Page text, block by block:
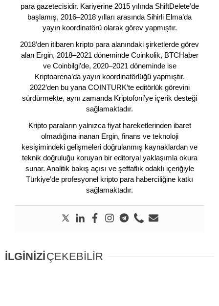
para gazetecisidir. Kariyerine 2015 yılında ShiftDelete’de
başlamış, 2016–2018 yılları arasında Sihirli Elma’da
yayın koordinatörü olarak görev yapmıştır.
2018’den itibaren kripto para alanındaki şirketlerde görev
alan Ergin, 2018–2021 döneminde Coinkolik, BTCHaber
ve Coinbilgi’de, 2020–2021 döneminde ise
Kriptoarena’da yayın koordinatörlüğü yapmıştır.
2022’den bu yana COINTURK’te editörlük görevini
sürdürmekte, aynı zamanda Kriptofoni’ye içerik desteği
sağlamaktadır.
Kripto paraların yalnızca fiyat hareketlerinden ibaret
olmadığına inanan Ergin, finans ve teknoloji
kesişimindeki gelişmeleri doğrulanmış kaynaklardan ve
teknik doğruluğu koruyan bir editoryal yaklaşımla okura
sunar. Analitik bakış açısı ve şeffaflık odaklı içeriğiyle
Türkiye’de profesyonel kripto para haberciliğine katkı
sağlamaktadır.
İLGİNİZİÇEKEBİLİR